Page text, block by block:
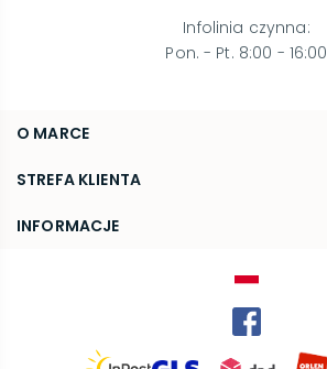
O MARCE
O nas
Blog
STREFA KLIENTA
FAQ
INFORMACJE
Infolinia czynna:
Pon. - Pt. 8:00 - 16:00